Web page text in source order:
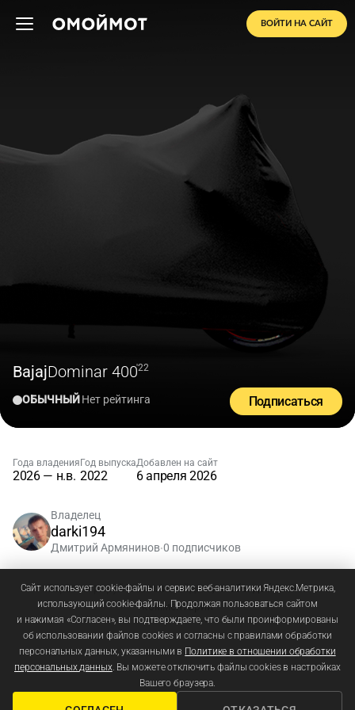
ВОЙТИ НА САЙТ
BajajDominar 400'22
ОБЫЧНЫЙНет рейтинга Подписаться
Года владения
2026 — н.в.
Год выпуска
2022
Добавлен на сайт
6 апреля 2026
Владелец
darki194
Дмитрий Армянинов•0 подписчиков
Зарегистрируйтесьиливойдите, чтобы добавлять
комментарии
Сайт использует cookie-файлы и сервис веб-аналитики Яндекс.Метрика,
использующий cookie-файлы. Продолжая пользоваться сайтом
и нажимая «Согласен», вы подтверждаете, что были проинформированы
об использовании файлов cookies и согласны с правилами обработки
персональных данных, указанными в Политике в отношении обработки
персональных данных. Вы можете отключить файлы cookies в настройках
Вашего браузера.